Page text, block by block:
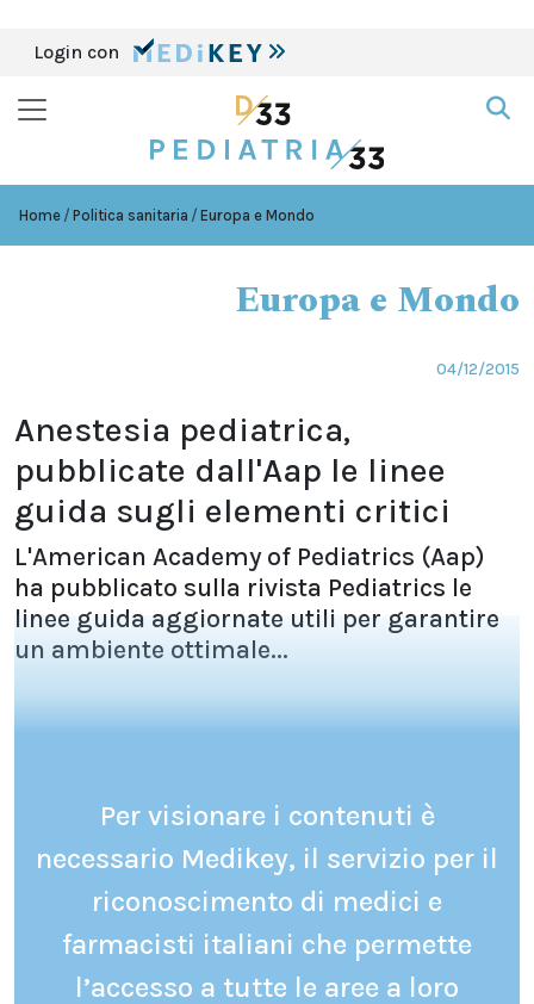
Login con
Home Politica sanitaria Europa e Mondo
Europa e Mondo
04/12/2015
Anestesia pediatrica,
pubblicate dall'Aap le linee
guida sugli elementi critici
L'American Academy of Pediatrics (Aap)
ha pubblicato sulla rivista Pediatrics le
linee guida aggiornate utili per garantire
un ambiente ottimale...
Per visionare i contenuti è
necessario Medikey, il servizio per il
riconoscimento di medici e
farmacisti italiani che permette
l’accesso a tutte le aree a loro